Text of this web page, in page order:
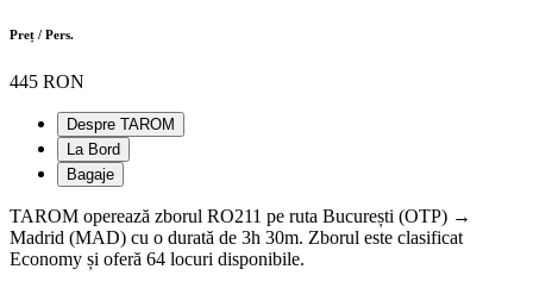
Preț / Pers.
445 RON
Despre TAROM
La Bord
Bagaje
TAROM operează zborul RO211 pe ruta București (OTP) →
Madrid (MAD) cu o durată de 3h 30m. Zborul este clasificat
Economy și oferă 64 locuri disponibile.